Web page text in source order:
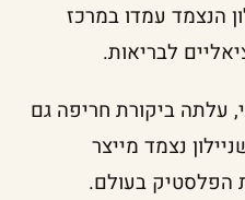
הנצמד עמדו במרכז
לבריאות.
עלתה ביקורת חריפה גם
נצמד מייצר
הפלסטיק בעולם.